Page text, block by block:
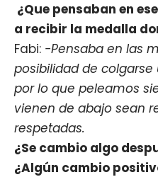
¿Que pensaban en
a recibir la medalla
Fabi: -Pensaba en las
posibilidad de colgarse
por lo que peleamos
vienen de abajo sean
respetadas.
¿Se cambio algo
¿Algún cambio